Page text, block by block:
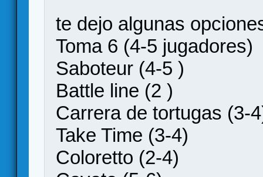
te dejo algunas
Toma 6 (4-5 jugadores)
Saboteur (4-5 )
Battle line (2 )
Carrera de tortugas (3-
Take Time (3-4)
Coloretto (2-4)